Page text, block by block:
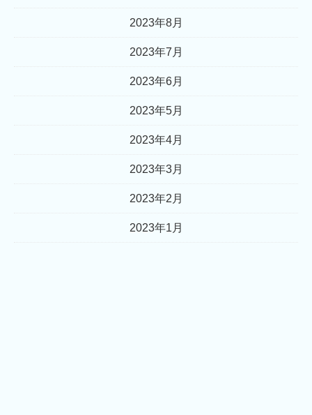
2023年8月
2023年7月
2023年6月
2023年5月
2023年4月
2023年3月
2023年2月
2023年1月